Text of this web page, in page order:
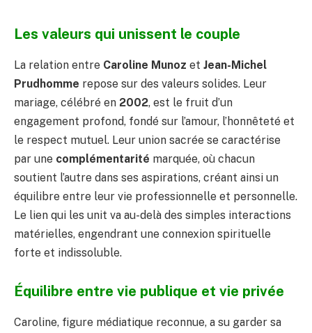
Les valeurs qui unissent le couple
La relation entre Caroline Munoz et Jean-Michel
Prudhomme repose sur des valeurs solides. Leur
mariage, célébré en 2002, est le fruit d’un
engagement profond, fondé sur l’amour, l’honnêteté et
le respect mutuel. Leur union sacrée se caractérise
par une complémentarité marquée, où chacun
soutient l’autre dans ses aspirations, créant ainsi un
équilibre entre leur vie professionnelle et personnelle.
Le lien qui les unit va au-delà des simples interactions
matérielles, engendrant une connexion spirituelle
forte et indissoluble.
Équilibre entre vie publique et vie privée
Caroline, figure médiatique reconnue, a su garder sa